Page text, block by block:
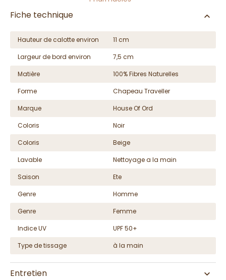
Fiche technique
Hauteur de calotte environ
11 cm
Largeur de bord environ
7,5 cm
Matière
100% Fibres Naturelles
Forme
Chapeau Traveller
Marque
House Of Ord
Coloris
Noir
Coloris
Beige
Lavable
Nettoyage a la main
Saison
Ete
Genre
Homme
Genre
Femme
Indice UV
UPF 50+
Type de tissage
à la main
Entretien